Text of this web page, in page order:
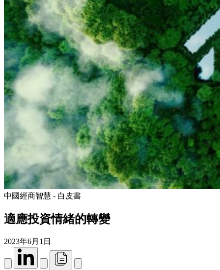
中國經商智慧 - 白皮書
適應投資情緒的轉變
2023年6月1日